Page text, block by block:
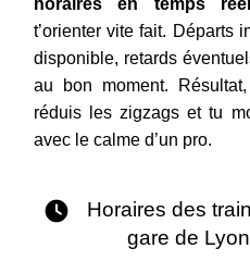
horaires en temps réel
t’orienter vite fait. Départs
disponible, retards
au bon moment.
réduis les zigzags et tu
avec le calme d’un pro.
Horaires des
gare de